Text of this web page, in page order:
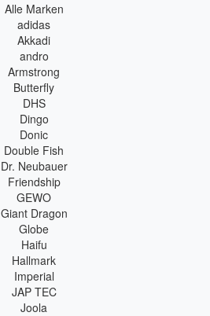
Alle Marken
adidas
Akkadi
andro
Armstrong
Butterfly
DHS
Dingo
Donic
Double Fish
Dr. Neubauer
Friendship
GEWO
Giant Dragon
Globe
Haifu
Hallmark
Imperial
JAP TEC
Joola